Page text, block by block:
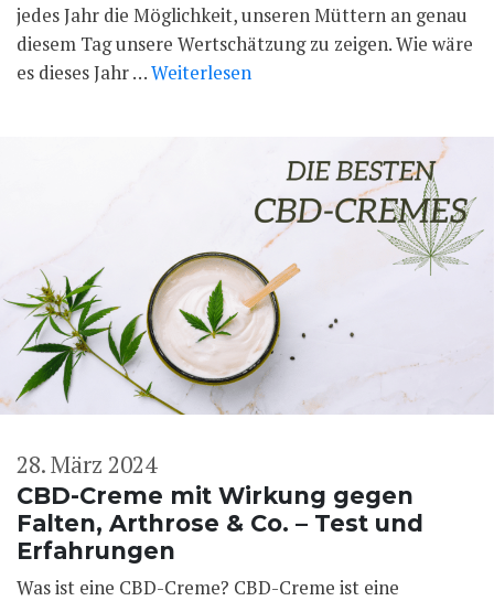
jedes Jahr die Möglichkeit, unseren Müttern an genau
diesem Tag unsere Wertschätzung zu zeigen. Wie wäre
es dieses Jahr …Weiterlesen
CBD-Creme mit Wirkung gegen
Falten, Arthrose & Co. – Test und
Erfahrungen
28. März 2024
Was ist eine CBD-Creme? CBD-Creme ist eine